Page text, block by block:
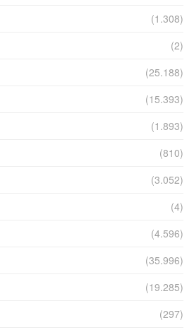
(1.308)
(2)
(25.188)
(15.393)
(1.893)
(810)
(3.052)
(4)
(4.596)
(35.996)
(19.285)
(297)